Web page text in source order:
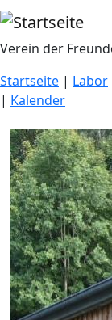
Direkt zum Inhalt
Verein der
Startseite | Labor
| Kalender